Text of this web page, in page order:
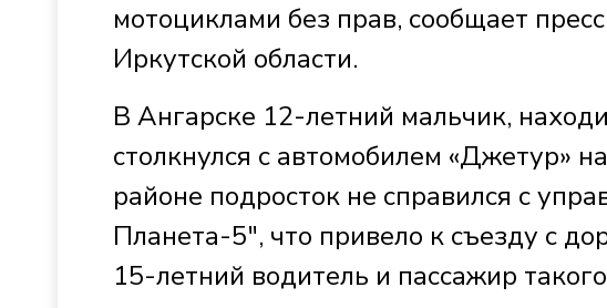
мотоциклами без прав, сообщает
Иркутской области.
В Ангарске 12-летний мальчик,
столкнулся с автомобилем «Джетур»
районе подросток не справился с
Планета-5", что привело к съезду с
15-летний водитель и пассажир